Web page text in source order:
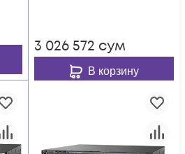
3 026 572 сум
В корзину